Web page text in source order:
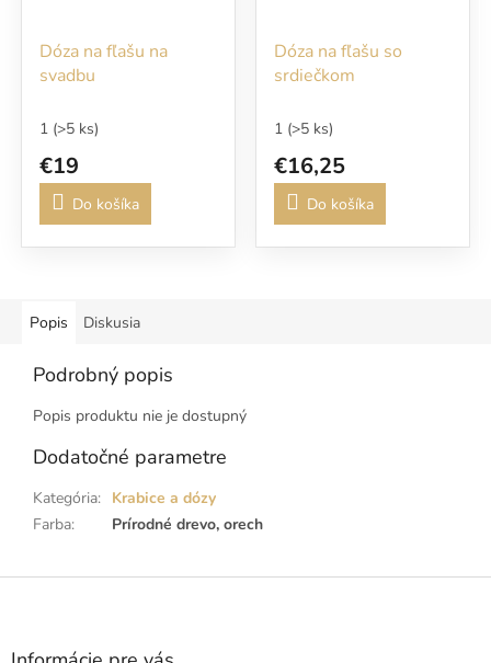
Dóza na fľašu na
svadbu
1 (>5 ks)
€19
Do košíka
Dóza na fľašu so
srdiečkom
1 (>5 ks)
€16,25
Do košíka
Popis Diskusia
Podrobný popis
Popis produktu nie je dostupný
Dodatočné parametre
Kategória: Krabice a dózy
Farba: Prírodné drevo, orech
Z